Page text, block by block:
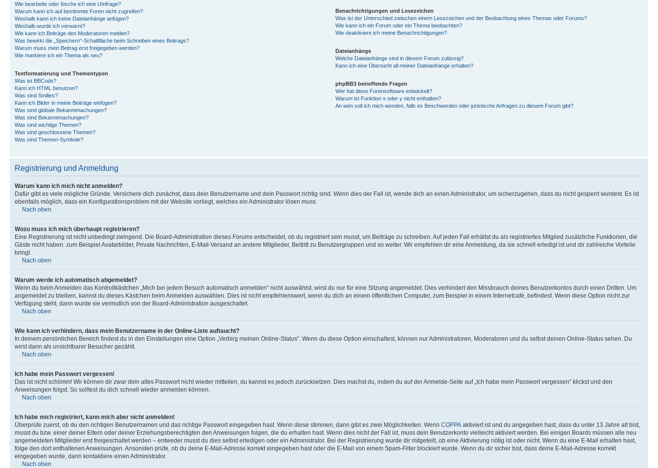
Wie bearbeite oder lösche ich eine Umfrage?
Warum kann ich auf bestimmte Foren nicht zugreifen?
Weshalb kann ich keine Dateianhänge anfügen?
Weshalb wurde ich verwarnt?
Wie kann ich Beiträge den Moderatoren melden?
Was bewirkt die „Speichern“-Schaltfläche beim Schreiben eines Beitrags?
Warum muss mein Beitrag erst freigegeben werden?
Wie markiere ich ein Thema als neu?
Textformatierung und Thementypen
Was ist BBCode?
Kann ich HTML benutzen?
Was sind Smilies?
Kann ich Bilder in meine Beiträge einfügen?
Was sind globale Bekanntmachungen?
Was sind Bekanntmachungen?
Was sind wichtige Themen?
Was sind geschlossene Themen?
Was sind Themen-Symbole?
Benachrichtigungen und Lesezeichen
Was ist der Unterschied zwischen einem Lesezeichen und der Beobachtung eines Themas oder Forums?
Wie kann ich ein Forum oder ein Thema beobachten?
Wie deaktiviere ich meine Benachrichtigungen?
Dateianhänge
Welche Dateianhänge sind in diesem Forum zulässig?
Kann ich eine Übersicht all meiner Dateianhänge erhalten?
phpBB3 betreffende Fragen
Wer hat diese Forensoftware entwickelt?
Warum ist Funktion x oder y nicht enthalten?
An wen soll ich mich wenden, falls es Beschwerden oder juristische Anfragen zu diesem Forum gibt?
Registrierung und Anmeldung
Warum kann ich mich nicht anmelden?
Dafür gibt es viele mögliche Gründe. Versichere dich zunächst, dass dein Benutzername und dein Passwort richtig sind. Wenn dies der Fall ist, wende dich an einen Administrator, um sicherzugehen, dass du nicht gesperrt wurdest. Es ist
ebenfalls möglich, dass ein Konfigurationsproblem mit der Website vorliegt, welches ein Administrator lösen muss.
Nach oben
Wozu muss ich mich überhaupt registrieren?
Eine Registrierung ist nicht unbedingt zwingend. Die Board-Administration dieses Forums entscheidet, ob du registriert sein musst, um Beiträge zu schreiben. Auf jeden Fall erhältst du als registriertes Mitglied zusätzliche Funktionen, die
Gäste nicht haben: zum Beispiel Avatarbilder, Private Nachrichten, E-Mail-Versand an andere Mitglieder, Beitritt zu Benutzergruppen und so weiter. Wir empfehlen dir eine Anmeldung, da sie schnell erledigt ist und dir zahlreiche Vorteile
bringt.
Nach oben
Warum werde ich automatisch abgemeldet?
Wenn du beim Anmelden das Kontrollkästchen „Mich bei jedem Besuch automatisch anmelden“ nicht auswählst, wirst du nur für eine Sitzung angemeldet. Dies verhindert den Missbrauch deines Benutzerkontos durch einen Dritten. Um
angemeldet zu bleiben, kannst du dieses Kästchen beim Anmelden auswählen. Dies ist nicht empfehlenswert, wenn du dich an einem öffentlichen Computer, zum Beispiel in einem Internetcafé, befindest. Wenn diese Option nicht zur
Verfügung steht, dann wurde sie vermutlich von der Board-Administration ausgeschaltet.
Nach oben
Wie kann ich verhindern, dass mein Benutzername in der Online-Liste auftaucht?
In deinem persönlichen Bereich findest du in den Einstellungen eine Option „Verbirg meinen Online-Status“. Wenn du diese Option einschaltest, können nur Administratoren, Moderatoren und du selbst deinen Online-Status sehen. Du
wirst dann als unsichtbarer Besucher gezählt.
Nach oben
Ich habe mein Passwort vergessen!
Das ist nicht schlimm! Wir können dir zwar dein altes Passwort nicht wieder mitteilen, du kannst es jedoch zurücksetzen. Dies machst du, indem du auf der Anmelde-Seite auf „Ich habe mein Passwort vergessen“ klickst und den
Anweisungen folgst. So solltest du dich schnell wieder anmelden können.
Nach oben
Ich habe mich registriert, kann mich aber nicht anmelden!
Überprüfe zuerst, ob du den richtigen Benutzernamen und das richtige Passwort eingegeben hast. Wenn diese stimmen, dann gibt es zwei Möglichkeiten. Wenn COPPA aktiviert ist und du angegeben hast, dass du unter 13 Jahre alt bist,
musst du bzw. einer deiner Eltern oder deiner Erziehungsberechtigten den Anweisungen folgen, die du erhalten hast. Wenn dies nicht der Fall ist, muss dein Benutzerkonto vielleicht aktiviert werden. Bei einigen Boards müssen alle neu
angemeldeten Mitglieder erst freigeschaltet werden – entweder musst du dies selbst erledigen oder ein Administrator. Bei der Registrierung wurde dir mitgeteilt, ob eine Aktivierung nötig ist oder nicht. Wenn du eine E-Mail erhalten hast,
folge den dort enthaltenen Anweisungen. Ansonsten prüfe, ob du deine E-Mail-Adresse korrekt eingegeben hast oder die E-Mail von einem Spam-Filter blockiert wurde. Wenn du dir sicher bist, dass deine E-Mail-Adresse korrekt
eingegeben wurde, dann kontaktiere einen Administrator.
Nach oben